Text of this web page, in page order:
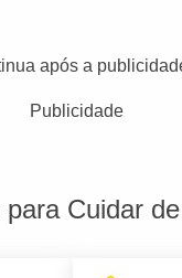
após a
Publicidade
para Cuidar